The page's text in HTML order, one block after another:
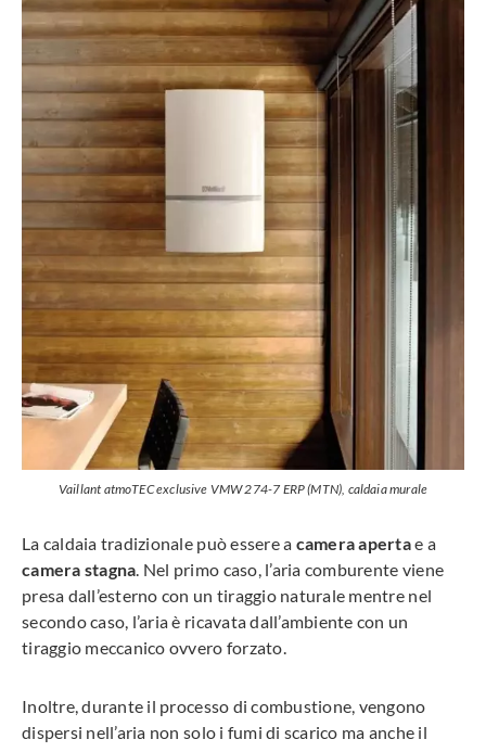
Vaillant atmoTEC exclusive VMW 274-7 ERP (MTN), caldaia murale
La caldaia tradizionale può essere a camera apertae a
camera stagna. Nel primo caso, l’aria comburente viene
presa dall’esterno con un tiraggio naturale mentre nel
secondo caso, l’aria è ricavata dall’ambiente con un
tiraggio meccanico ovvero forzato.
Inoltre, durante il processo di combustione, vengono
dispersi nell’aria non solo i fumi di scarico ma anche il